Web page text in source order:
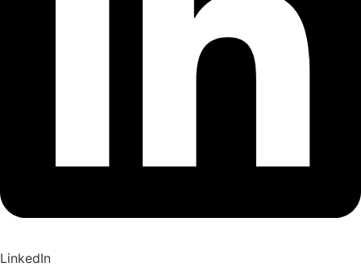
LinkedIn